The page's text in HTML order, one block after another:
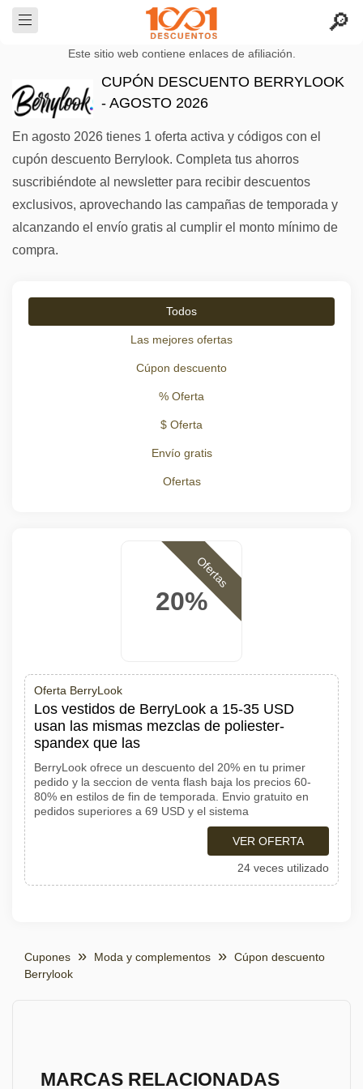
Este sitio web contiene enlaces de afiliación.
CUPÓN DESCUENTO BERRYLOOK
- AGOSTO 2026
En agosto 2026 tienes 1 oferta activa y códigos con el
cupón descuento Berrylook. Completa tus ahorros
suscribiéndote al newsletter para recibir descuentos
exclusivos, aprovechando las campañas de temporada y
alcanzando el envío gratis al cumplir el monto mínimo de
compra.
Todos
Las mejores ofertas
Cúpon descuento
% Oferta
$ Oferta
Envío gratis
Ofertas
20%
Ofertas
Oferta BerryLook
Los vestidos de BerryLook a 15-35 USD
usan las mismas mezclas de poliester-
spandex que las
BerryLook ofrece un descuento del 20% en tu primer
pedido y la seccion de venta flash baja los precios 60-
80% en estilos de fin de temporada. Envio gratuito en
pedidos superiores a 69 USD y el sistema
VER OFERTA
24 veces utilizado
Cupones Moda y complementos
Cúpon descuento
Berrylook
MARCAS RELACIONADAS